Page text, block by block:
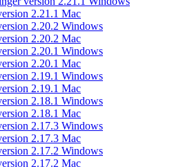
2.21.1 Mac
2.20.2 Windows
2.20.2 Mac
2.20.1 Windows
2.20.1 Mac
2.19.1 Windows
2.19.1 Mac
2.18.1 Windows
2.18.1 Mac
2.17.3 Windows
2.17.3 Mac
2.17.2 Windows
2.17.2 Mac